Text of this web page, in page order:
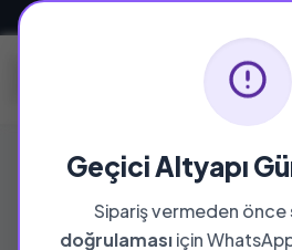
Geçici Altyapı
Sipariş vermeden önce
doğrulamasıiçin